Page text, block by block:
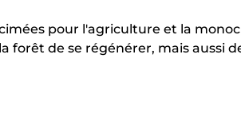
pour l'agriculture et la
forêt de se régénérer, mais aussi